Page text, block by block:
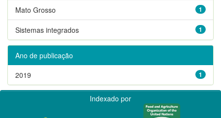
1
Mato Grosso
1
Sistemas integrados
Ano de publicação
1
2019
Indexado por